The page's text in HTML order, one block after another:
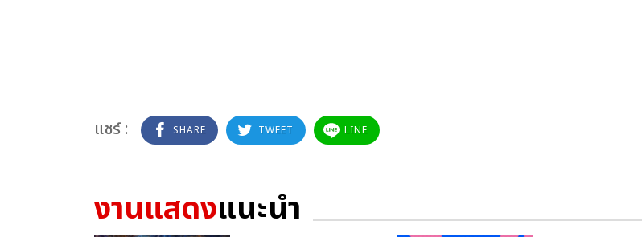
แชร์ : SHARE TWEET LINE
งานแสดงแนะนำ